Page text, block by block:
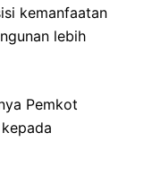
kemanfaatan
lebih
Pemkot